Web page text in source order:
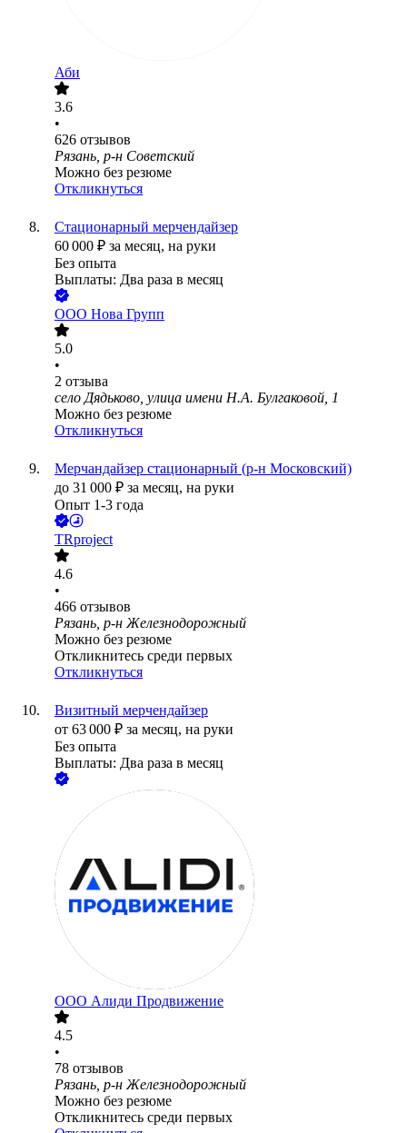
Аби
3.6
•
626 отзывов
Рязань, р-н Советский
Можно без резюме
Откликнуться
Стационарный мерчендайзер
60 000 ₽ за месяц, на руки
Без опыта
Выплаты: Два раза в месяц
ООО Нова Групп
5.0
•
2 отзыва
село Дядьково, улица имени Н.А. Булгаковой, 1
Можно без резюме
Откликнуться
Мерчандайзер стационарный (р-н Московский)
до 31 000 ₽ за месяц, на руки
Опыт 1-3 года
TRproject
4.6
•
466 отзывов
Рязань, р-н Железнодорожный
Можно без резюме
Откликнитесь среди первых
Откликнуться
Визитный мерчендайзер
от 63 000 ₽ за месяц, на руки
Без опыта
Выплаты: Два раза в месяц
ООО Алиди Продвижение
4.5
•
78 отзывов
Рязань, р-н Железнодорожный
Можно без резюме
Откликнитесь среди первых